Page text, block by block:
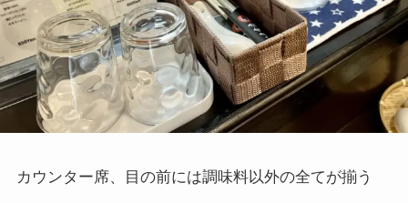
カウンター席、目の前には調味料以外の全てが揃う